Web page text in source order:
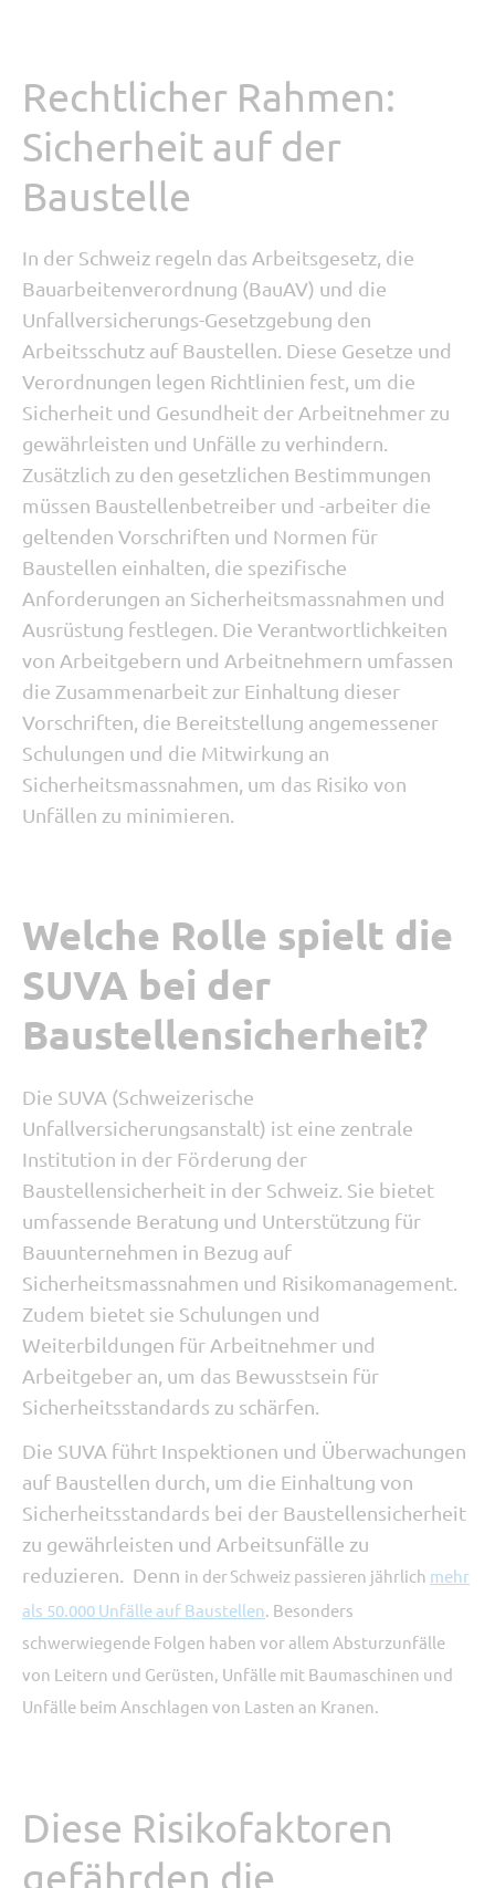
Rechtlicher Rahmen:
Sicherheit auf der
Baustelle
In der Schweiz regeln das Arbeitsgesetz, die
Bauarbeitenverordnung (BauAV) und die
Unfallversicherungs-Gesetzgebung den
Arbeitsschutz auf Baustellen. Diese Gesetze und
Verordnungen legen Richtlinien fest, um die
Sicherheit und Gesundheit der Arbeitnehmer zu
gewährleisten und Unfälle zu verhindern.
Zusätzlich zu den gesetzlichen Bestimmungen
müssen Baustellenbetreiber und -arbeiter die
geltenden Vorschriften und Normen für
Baustellen einhalten, die spezifische
Anforderungen an Sicherheitsmassnahmen und
Ausrüstung festlegen. Die Verantwortlichkeiten
von Arbeitgebern und Arbeitnehmern umfassen
die Zusammenarbeit zur Einhaltung dieser
Vorschriften, die Bereitstellung angemessener
Schulungen und die Mitwirkung an
Sicherheitsmassnahmen, um das Risiko von
Unfällen zu minimieren.
Welche Rolle spielt die
SUVA bei der
Baustellensicherheit?
Die SUVA (Schweizerische
Unfallversicherungsanstalt) ist eine zentrale
Institution in der Förderung der
Baustellensicherheit in der Schweiz. Sie bietet
umfassende Beratung und Unterstützung für
Bauunternehmen in Bezug auf
Sicherheitsmassnahmen und Risikomanagement.
Zudem bietet sie Schulungen und
Weiterbildungen für Arbeitnehmer und
Arbeitgeber an, um das Bewusstsein für
Sicherheitsstandards zu schärfen.
Die SUVA führt Inspektionen und Überwachungen
auf Baustellen durch, um die Einhaltung von
Sicherheitsstandards bei der Baustellensicherheit
zu gewährleisten und Arbeitsunfälle zu
reduzieren. Denn in derSchweiz passieren jährlich mehr
als 50.000 Unfälle auf Baustellen. Besonders
schwerwiegende Folgen haben vor allem Absturzunfälle
von Leitern und Gerüsten, Unfälle mit Baumaschinen und
Unfälle beim Anschlagen von Lasten an Kranen.
Diese Risikofaktoren
gefährden die